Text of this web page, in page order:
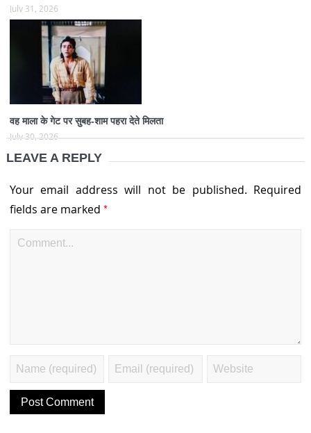
July 31, 2026
वह माला के गेट पर सुबह-शाम पहरा देते मिलता
July 30, 2026
LEAVE A REPLY
Your email address will not be published. Required
fields are marked *